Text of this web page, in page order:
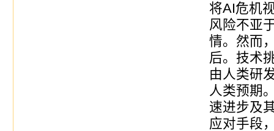
将AI危机
风险不亚
情。然而
后。技术
由人类研
人类预期
速进步及
应对手段